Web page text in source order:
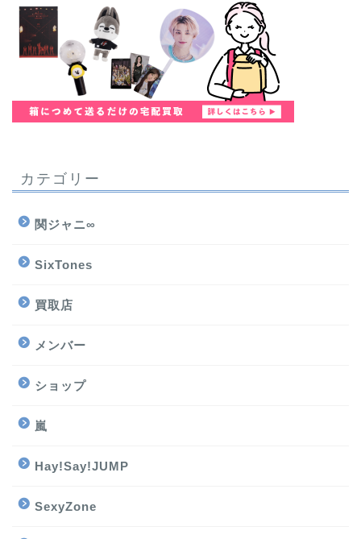
カテゴリー
関ジャニ∞
SixTones
買取店
メンバー
ショップ
嵐
Hay!Say!JUMP
SexyZone